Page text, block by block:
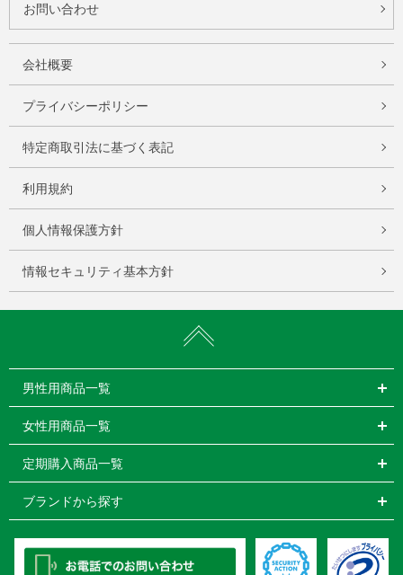
お問い合わせ
会社概要
プライバシーポリシー
特定商取引法に基づく表記
利用規約
個人情報保護方針
情報セキュリティ基本方針
男性用商品一覧
女性用商品一覧
定期購入商品一覧
ブランドから探す